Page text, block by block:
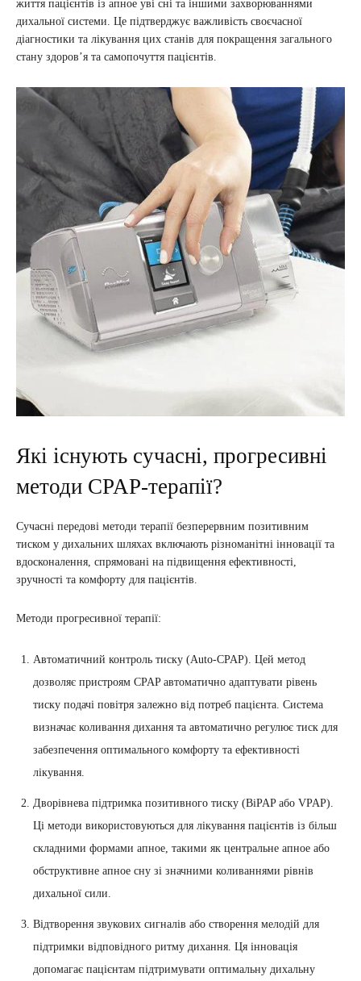
життя пацієнтів із апное уві сні та іншими захворюваннями
дихальної системи. Це підтверджує важливість своєчасної
діагностики та лікування цих станів для покращення загального
стану здоров’я та самопочуття пацієнтів.
Які існують сучасні, прогресивні
методи CPAP-терапії?
Сучасні передові методи терапії безперервним позитивним
тиском у дихальних шляхах включають різноманітні інновації та
вдосконалення, спрямовані на підвищення ефективності,
зручності та комфорту для пацієнтів.
Методи прогресивної терапії:
Автоматичний контроль тиску (Auto-CPAP). Цей метод
дозволяє пристроям CPAP автоматично адаптувати рівень
тиску подачі повітря залежно від потреб пацієнта. Система
визначає коливання дихання та автоматично регулює тиск для
забезпечення оптимального комфорту та ефективності
лікування.
Дворівнева підтримка позитивного тиску (BiPAP або VPAP).
Ці методи використовуються для лікування пацієнтів із більш
складними формами апное, такими як центральне апное або
обструктивне апное сну зі значними коливаннями рівнів
дихальної сили.
Відтворення звукових сигналів або створення мелодій для
підтримки відповідного ритму дихання. Ця інновація
допомагає пацієнтам підтримувати оптимальну дихальну